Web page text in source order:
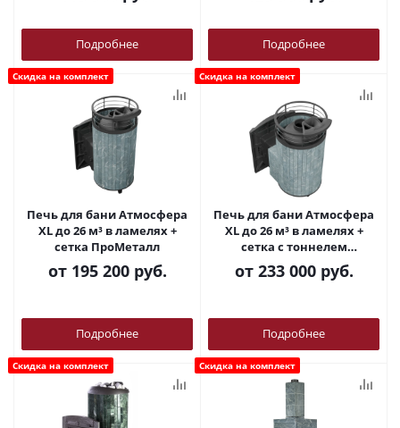
Подробнее Подробнее
Скидка на комплект
Печь для бани Атмосфера
XL до 26 м³ в ламелях +
сетка ПроМеталл
от 195 200 руб.
Подробнее
Скидка на комплект
Печь для бани Атмосфера
XL до 26 м³ в ламелях +
сетка с тоннелем
ПроМеталл
от 233 000 руб.
Подробнее
Скидка на комплект Скидка на комплект